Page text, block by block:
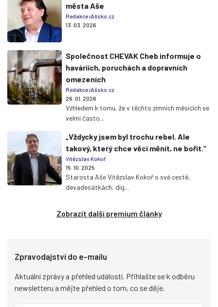
města Aše
Redakce iAšsko.cz
13. 03. 2026
Společnost CHEVAK Cheb informuje o
haváriích, poruchách a dopravních
omezeních
Redakce iAšsko.cz
26. 01. 2026
Vzhledem k tomu, že v těchto zimních měsících se
velmi často...
„Vždycky jsem byl trochu rebel. Ale
takový, který chce věci měnit, ne bořit.“
Vítězslav Kokoř
15. 10. 2025
Starosta Aše Vítězslav Kokoř o své cestě,
devadesátkách, dig...
Zobrazit další premium články
Zpravodajství do e-mailu
Aktuální zprávy a přehled událostí. Přihlašte se k odběru
newsletteru a mějte přehled o tom, co se děje.